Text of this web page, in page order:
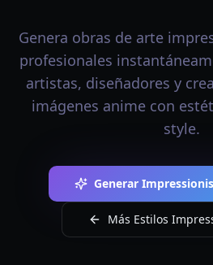
Genera obras de arte
profesionales
artistas, diseñadores y
imágenes anime con
style.
Generar
Más Estilos